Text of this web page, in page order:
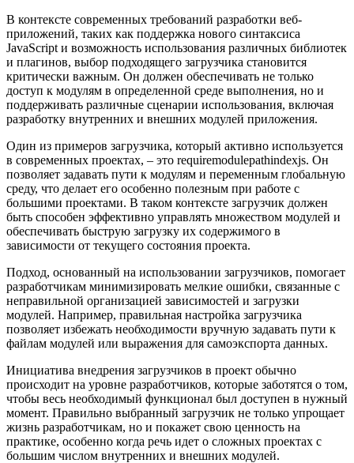
В контексте современных требований разработки веб-
приложений, таких как поддержка нового синтаксиса
JavaScript и возможность использования различных библиотек
и плагинов, выбор подходящего загрузчика становится
критически важным. Он должен обеспечивать не только
доступ к модулям в определенной среде выполнения, но и
поддерживать различные сценарии использования, включая
разработку внутренних и внешних модулей приложения.
Один из примеров загрузчика, который активно используется
в современных проектах, – это requiremodulepathindexjs. Он
позволяет задавать пути к модулям и переменным глобальную
среду, что делает его особенно полезным при работе с
большими проектами. В таком контексте загрузчик должен
быть способен эффективно управлять множеством модулей и
обеспечивать быструю загрузку их содержимого в
зависимости от текущего состояния проекта.
Подход, основанный на использовании загрузчиков, помогает
разработчикам минимизировать мелкие ошибки, связанные с
неправильной организацией зависимостей и загрузки
модулей. Например, правильная настройка загрузчика
позволяет избежать необходимости вручную задавать пути к
файлам модулей или выражения для самоэкспорта данных.
Инициатива внедрения загрузчиков в проект обычно
происходит на уровне разработчиков, которые заботятся о том,
чтобы весь необходимый функционал был доступен в нужный
момент. Правильно выбранный загрузчик не только упрощает
жизнь разработчикам, но и покажет свою ценность на
практике, особенно когда речь идет о сложных проектах с
большим числом внутренних и внешних модулей.